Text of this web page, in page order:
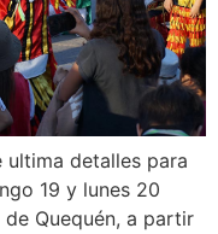
ultima detalles para
19 y lunes 20
Quequén, a partir